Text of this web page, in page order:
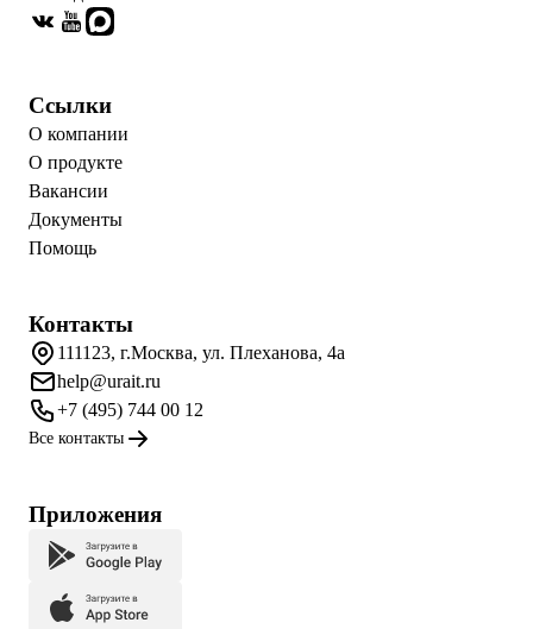
Ссылки
О компании
О продукте
Вакансии
Документы
Помощь
Контакты
111123, г.Москва, ул. Плеханова, 4а
help@urait.ru
+7 (495) 744 00 12
Все контакты
Приложения